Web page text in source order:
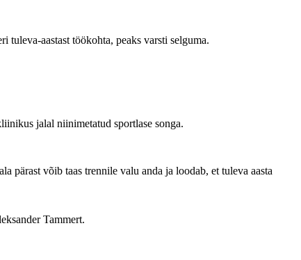
aastast töökohta, peaks varsti selguma.
jalal niinimetatud sportlase songa.
pärast võib taas trennile valu anda ja loodab, et tuleva aasta
Tammert.